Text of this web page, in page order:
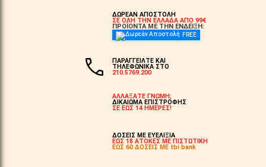
ΔΩΡΕΑΝ ΑΠΟΣΤΟΛΗ
ΣΕ ΟΛΗ ΤΗΝ ΕΛΛΑΔΑ ΑΠΟ 99€
ΠΡΟΪΟΝΤΑ ΜΕ ΤΗΝ ΕΝΔΕΙΞΗ:
FREE
ΠΑΡΑΓΓΕΙΛΤΕ ΚΑΙ
ΤΗΛΕΦΩΝΙΚΑ ΣΤΟ
210.5769.200
ΑΛΛΑΞΑΤΕ ΓΝΩΜΗ;
ΔΙΚΑΙΩΜΑ ΕΠΙΣΤΡΟΦΗΣ
ΣΕ ΕΩΣ 14 ΗΜΕΡΕΣ!
ΔΟΣΕΙΣ ΜΕ ΕΥΕΛΙΞΙΑ
ΕΩΣ 18 ΑΤΟΚΕΣ ΜΕ ΠΙΣΤΩΤΙΚΗ
ΕΩΣ 60 ΔΟΣΕΙΣ ΜΕ tbi bank